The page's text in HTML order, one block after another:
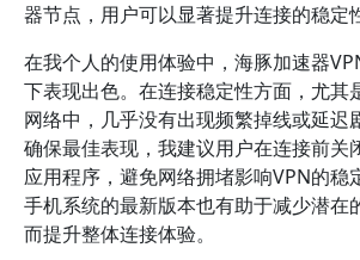
器节点，用户可以显著提升连接的稳定
在我个人的使用体验中，海豚加速器
下表现出色。在连接稳定性方面，尤其
网络中，几乎没有出现频繁掉线或延迟
确保最佳表现，我建议用户在连接前关
应用程序，避免网络拥堵影响VPN的稳
手机系统的最新版本也有助于减少潜在
而提升整体连接体验。